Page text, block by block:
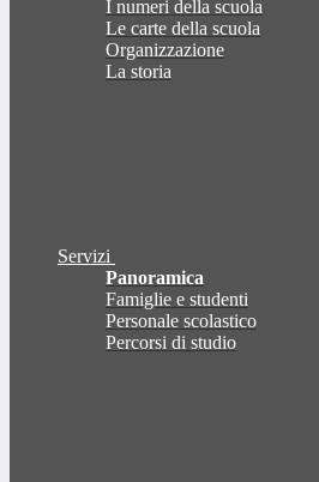
I numeri della scuola
Le carte della scuola
Organizzazione
La storia
Servizi
Panoramica
Famiglie e studenti
Personale scolastico
Percorsi di studio